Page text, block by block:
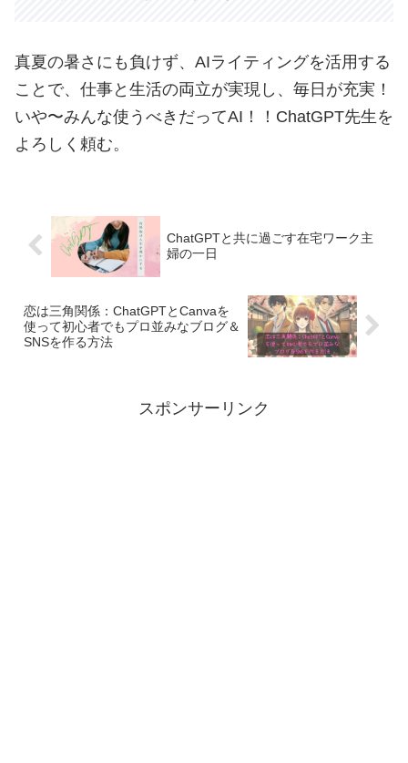
真夏の暑さにも負けず、AIライティングを活用する
ことで、仕事と生活の両立が実現し、毎日が充実！
いや〜みんな使うべきだってAI！！ChatGPT先生を
よろしく頼む。
ChatGPTと共に過ごす在宅ワーク主
婦の一日
恋は三角関係：ChatGPTとCanvaを
使って初心者でもプロ並みなブログ＆
SNSを作る方法
スポンサーリンク